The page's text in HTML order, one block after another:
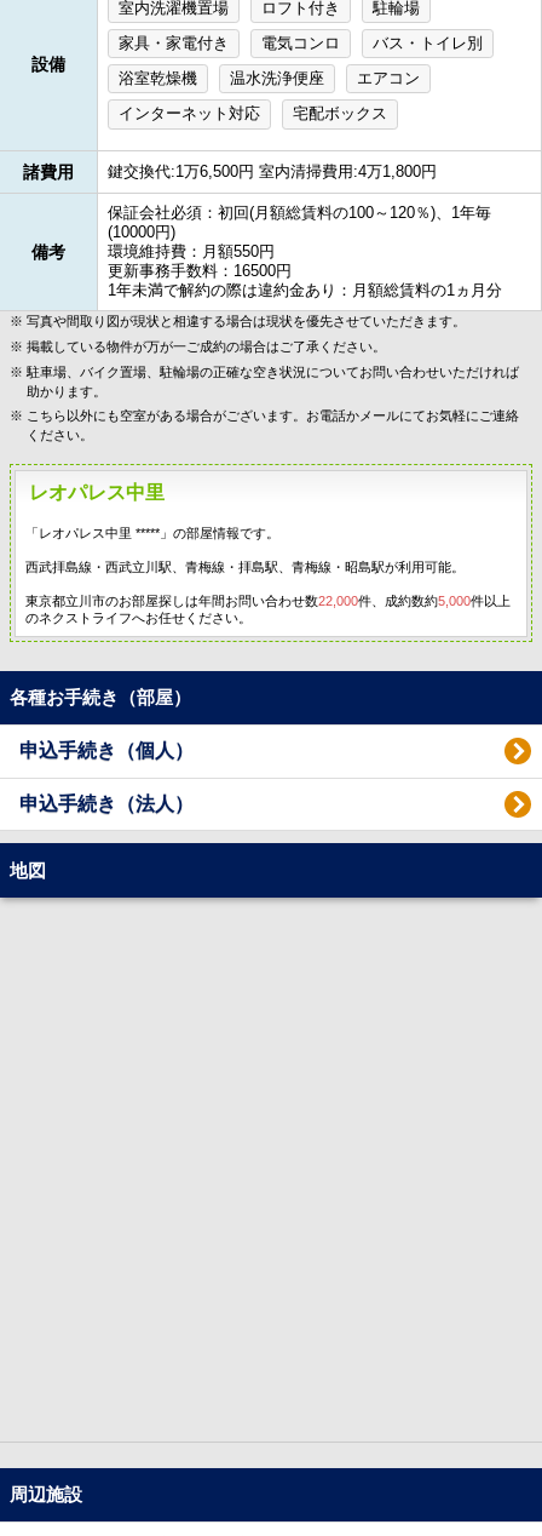
設備
室内洗濯機置場 ロフト付き
駐輪場
家具・家電付き
電気コンロ
バス・トイレ別
浴室乾燥機
温水洗浄便座
エアコン
インターネット対応
宅配ボックス
諸費用 鍵交換代:1万6,500円 室内清掃費用:4万1,800円
備考
保証会社必須：初回(月額総賃料の100～120％)、1年毎
(10000円)
環境維持費：月額550円
更新事務手数料：16500円
1年未満で解約の際は違約金あり：月額総賃料の1ヵ月分
写真や間取り図が現状と相違する場合は現状を優先させていただきます。
掲載している物件が万が一ご成約の場合はご了承ください。
駐車場、バイク置場、駐輪場の正確な空き状況についてお問い合わせいただければ
助かります。
こちら以外にも空室がある場合がございます。お電話かメールにてお気軽にご連絡
ください。
レオパレス中里
「レオパレス中里 *****」の部屋情報です。
西武拝島線・西武立川駅、青梅線・拝島駅、青梅線・昭島駅が利用可能。
東京都立川市のお部屋探しは年間お問い合わせ数22,000件、成約数約5,000件以上
のネクストライフへお任せください。
各種お手続き（部屋）
申込手続き（個人）
申込手続き（法人）
地図
周辺施設